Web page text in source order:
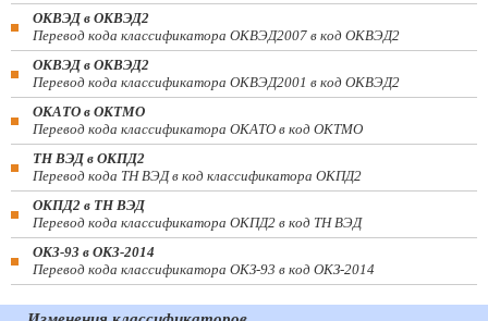
ОКВЭД в ОКВЭД2
Перевод кода классификатора ОКВЭД2007 в код ОКВЭД2
ОКВЭД в ОКВЭД2
Перевод кода классификатора ОКВЭД2001 в код ОКВЭД2
ОКАТО в ОКТМО
Перевод кода классификатора ОКАТО в код ОКТМО
ТН ВЭД в ОКПД2
Перевод кода ТН ВЭД в код классификатора ОКПД2
ОКПД2 в ТН ВЭД
Перевод кода классификатора ОКПД2 в код ТН ВЭД
ОКЗ-93 в ОКЗ-2014
Перевод кода классификатора ОКЗ-93 в код ОКЗ-2014